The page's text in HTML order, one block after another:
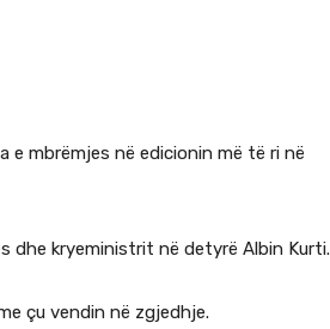
e mbrëmjes në edicionin më të ri në
dhe kryeministrit në detyrë Albin Kurti.
çu vendin në zgjedhje.